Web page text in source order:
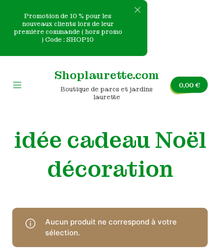
Promotion de 10 % pour les
nouveaux clients lors de leur
première commande ( hors promo
) Code : SHOP10
content
Shoplaurette.com
Boutique de parcs et jardins
laurette
0,00€
idée cadeau Noël
décoration
Aucun produit ne correspond à votre
sélection.